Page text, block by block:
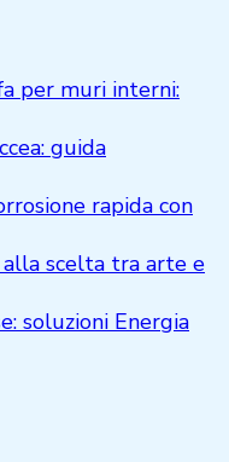
per muri interni:
guida
rapida con
alla scelta tra arte e
soluzioni Energia